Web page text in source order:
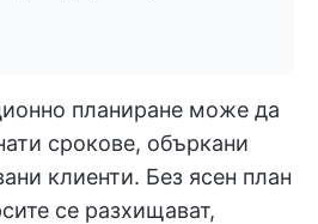
планиране може да
срокове, объркани
клиенти. Без ясен план
се разхищават,